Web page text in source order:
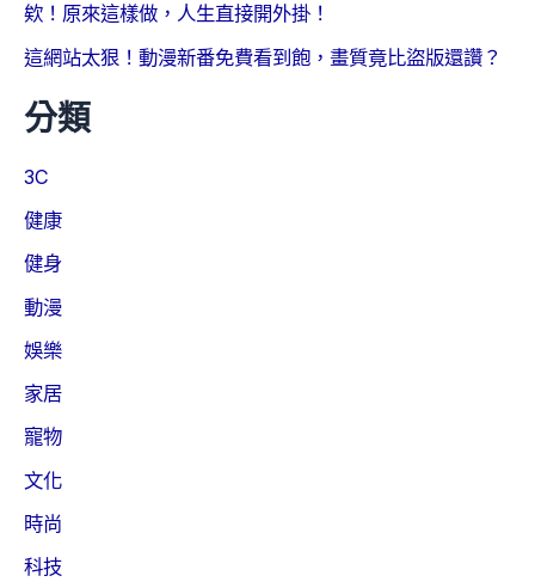
欸！原來這樣做，人生直接開外掛！
這網站太狠！動漫新番免費看到飽，畫質竟比盜版還讚？
分類
3C
健康
健身
動漫
娛樂
家居
寵物
文化
時尚
科技